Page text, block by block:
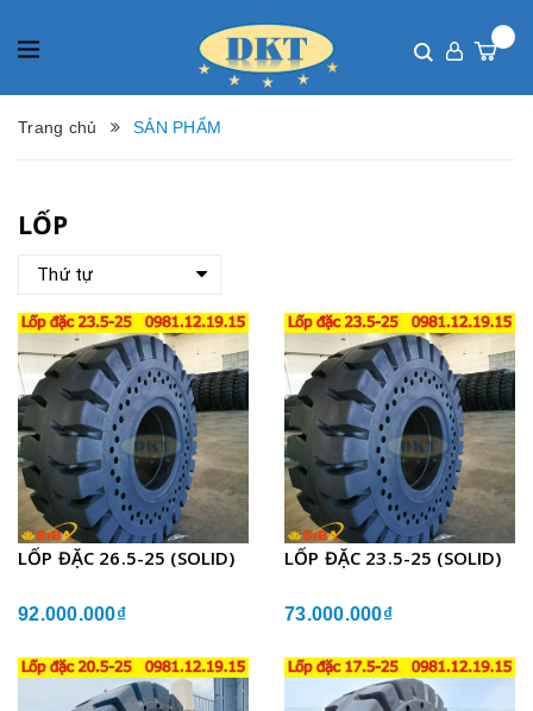
Trang chủ SẢN PHẨM
LỐP
Thứ tự
LỐP ĐẶC 26.5-25 (SOLID)
92.000.000₫
LỐP ĐẶC 23.5-25 (SOLID)
73.000.000₫